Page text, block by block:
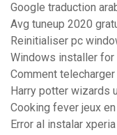
Google traduction
Avg tuneup 2020
Reinitialiser pc
Windows installer
Comment
Harry potter wizards
Cooking fever jeux
Error al instalar